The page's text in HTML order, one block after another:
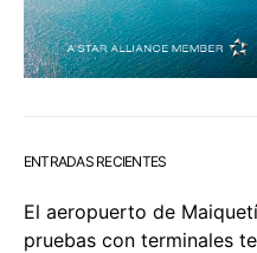
ENTRADAS RECIENTES
El aeropuerto de
pruebas con terminales